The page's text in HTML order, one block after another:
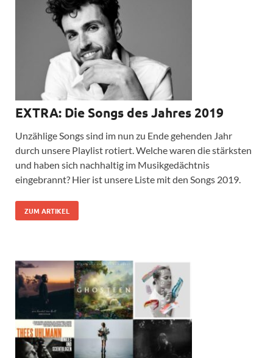
EXTRA: Die Songs des Jahres 2019
Unzählige Songs sind im nun zu Ende gehenden Jahr
durch unsere Playlist rotiert. Welche waren die stärksten
und haben sich nachhaltig im Musikgedächtnis
eingebrannt? Hier ist unsere Liste mit den Songs 2019.
ZUM ARTIKEL